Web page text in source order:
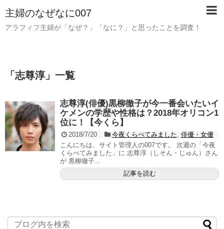
主婦のなぜなに007
アラフィフ主婦が「なぜ？」「なに？」と思ったことを調査！
「 志尊淳」 一覧
志尊淳(俳優)黒柳徹子が今一番会いたいイ
ケメンの学歴や性格は？2018年オリコン1
位に！【今くら】
2018/7/20 今夜くらべてみました 俳優・女優
こんにちは、サイト管理人の007です。 次週の「今夜
くらべてみました」に 志尊淳（しそん・じゅん）さん
が 黒柳徹子...
記事を読む